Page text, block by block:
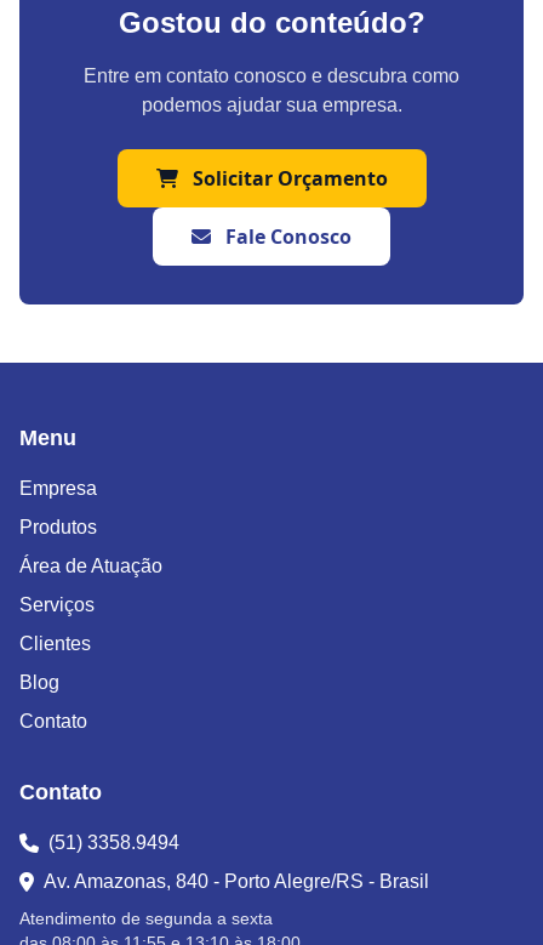
Gostou do conteúdo?
Entre em contato conosco e descubra como
podemos ajudar sua empresa.
Solicitar Orçamento
Fale Conosco
Menu
Empresa
Produtos
Área de Atuação
Serviços
Clientes
Blog
Contato
Contato
(51) 3358.9494
Av. Amazonas, 840 - Porto Alegre/RS - Brasil
Atendimento de segunda a sexta